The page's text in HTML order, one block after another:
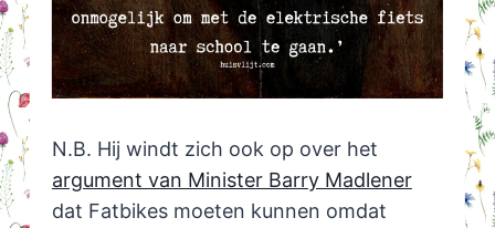
N.B. Hij windt zich ook op over het
argument van Minister Barry Madlener
dat Fatbikes moeten kunnen omdat